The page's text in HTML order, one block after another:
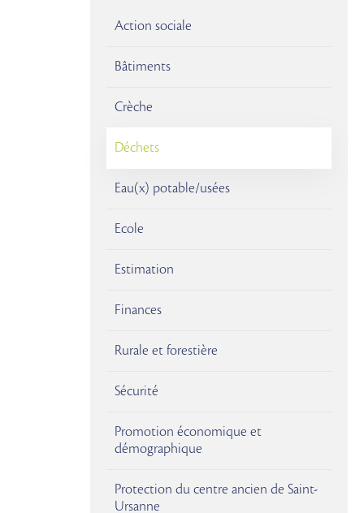
Action sociale
Bâtiments
Crèche
Déchets
Eau(x) potable/usées
Ecole
Estimation
Finances
Rurale et forestière
Sécurité
Promotion économique et
démographique
Protection du centre ancien de Saint-
Ursanne